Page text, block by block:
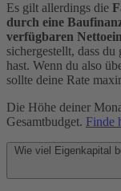
Es gilt allerdings die
durch eine
verfügbaren
sichergestellt, dass
hast. Wenn du also
sollte deine Rate
Die Höhe deiner
Gesamtbudget. Finde
Wie viel Eigenkapital